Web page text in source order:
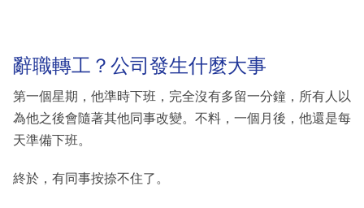
辭職轉工？公司發生什麼大事
第一個星期，他準時下班，完全沒有多留一分鐘，所有人以
為他之後會隨著其他同事改變。不料，一個月後，他還是每
天準備下班。
終於，有同事按捺不住了。